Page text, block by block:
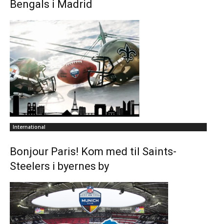
Bengals i Madrid
International
Bonjour Paris! Kom med til Saints-
Steelers i byernes by